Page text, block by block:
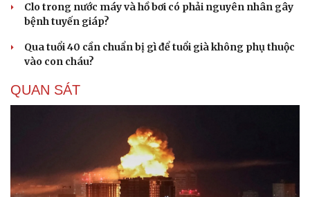
Hạt giống tâm hồn
Clo trong nước máy và hồ bơi có phải nguyên nhân gây
bệnh tuyến giáp?
Qua tuổi 40 cần chuẩn bị gì để tuổi già không phụ thuộc
vào con cháu?
QUAN SÁT